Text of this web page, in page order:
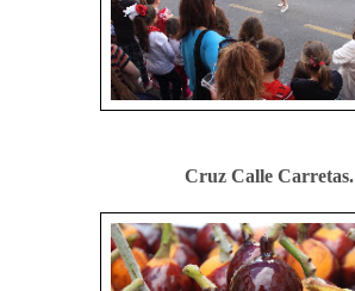
Cruz Calle Carretas.